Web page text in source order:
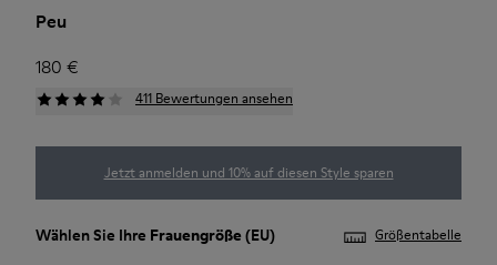
Peu
180 €
411 Bewertungen ansehen
Jetzt anmelden und 10% auf diesen Style sparen
Wählen Sie Ihre Frauengröße (EU) Größentabelle